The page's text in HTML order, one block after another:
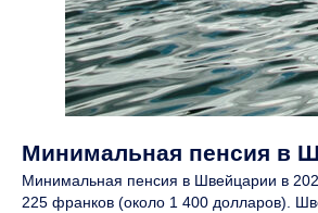
Минимальная пенсия в
Минимальная пенсия в Швейцарии в
225 франков (около 1 400 долларов).